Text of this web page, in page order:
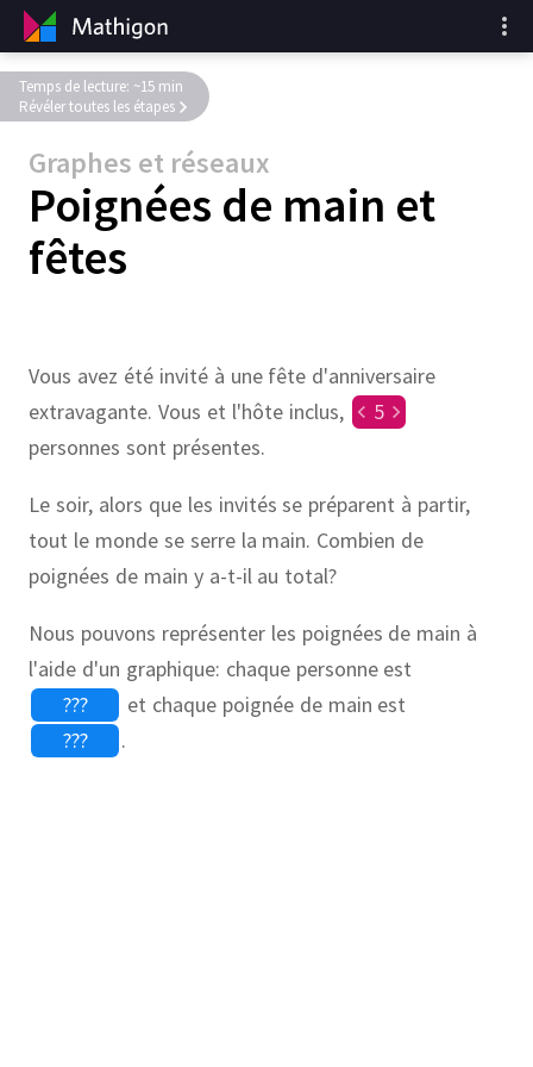
Graphes et réseaux
Poignées de main et
fêtes
Temps de lecture: ~15 min
Révéler toutes les étapes
Vous avez été invité à une fête d'anniversaire
extravagante. Vous et l'hôte inclus,
5
personnes sont présentes.
Le soir, alors que les invités se préparent à partir,
tout le monde se serre la main. Combien de
poignées de main y a-t-il au total?
Nous pouvons représenter les poignées de main à
l'aide d'un graphique: chaque personne est
???
et chaque poignée de main est
???
.